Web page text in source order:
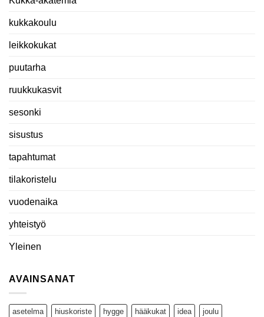
kukkakoulu
leikkokukat
puutarha
ruukkukasvit
sesonki
sisustus
tapahtumat
tilakoristelu
vuodenaika
yhteistyö
Yleinen
AVAINSANAT
asetelma hiuskoriste hygge hääkukat idea joulu